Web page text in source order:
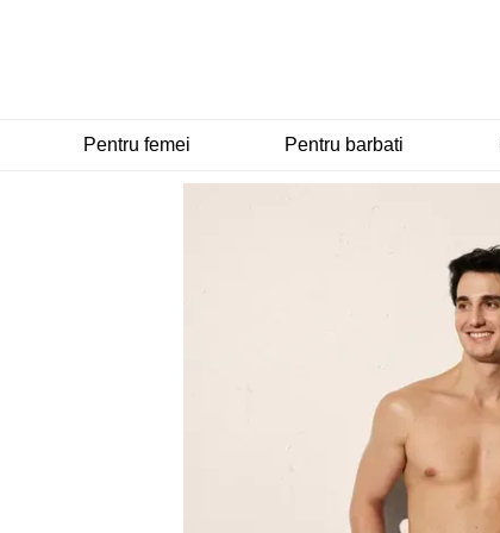
Pentru femei Pentru barbati